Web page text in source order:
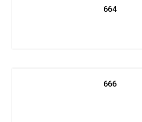
664
666